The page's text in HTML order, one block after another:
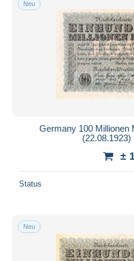
Neu
Germany 100 Millionen
±
Status
Neu